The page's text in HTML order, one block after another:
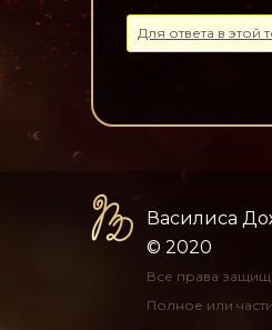
Для ответа в этой
Василиса
© 2020
Все права
Полное или